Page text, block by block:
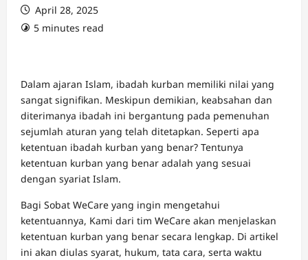
April 28, 2025
5 minutes read
Dalam ajaran Islam, ibadah kurban memiliki nilai yang
sangat signifikan. Meskipun demikian, keabsahan dan
diterimanya ibadah ini bergantung pada pemenuhan
sejumlah aturan yang telah ditetapkan. Seperti apa
ketentuan ibadah kurban yang benar? Tentunya
ketentuan kurban yang benar adalah yang sesuai
dengan syariat Islam.
Bagi Sobat WeCare yang ingin mengetahui
ketentuannya, Kami dari tim WeCare akan menjelaskan
ketentuan kurban yang benar secara lengkap. Di artikel
ini akan diulas syarat, hukum, tata cara, serta waktu